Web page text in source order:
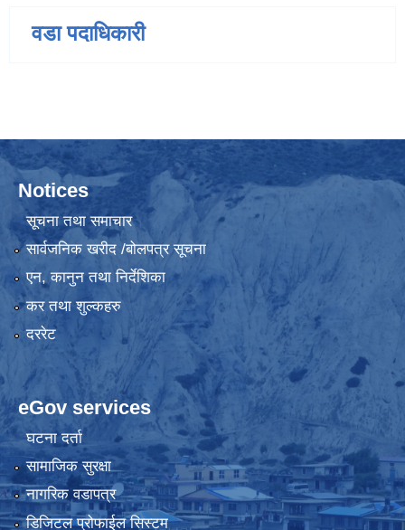
वडा पदाधिकारी
Notices
सूचना तथा समाचार
सार्वजनिक खरीद /बोलपत्र सूचना
एन, कानुन तथा निर्देशिका
कर तथा शुल्कहरु
दररेट
eGov services
घटना दर्ता
सामाजिक सुरक्षा
नागरिक वडापत्र
डिजिटल प्रोफाईल सिस्टम